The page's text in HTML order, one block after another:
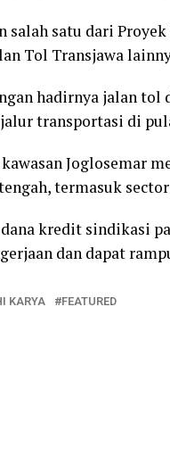
salah satu dari
Tol Transjawa
hadirnya jalan
transportasi di
Joglosemar
termasuk
kredit sindikasi
dan dapat
KARYA FEATURED